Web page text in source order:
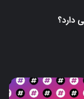
دارد؟